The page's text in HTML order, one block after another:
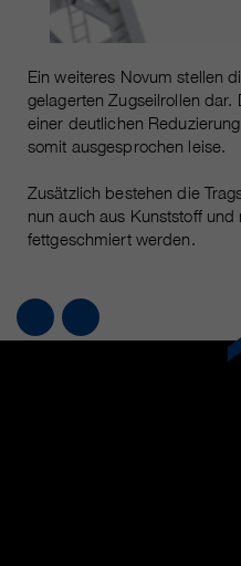
Ein weiteres Novum stellen
gelagerten Zugseilrollen
einer deutlichen
somit ausgesprochen leise.
Zusätzlich bestehen die
nun auch aus Kunststoff
fettgeschmiert werden.